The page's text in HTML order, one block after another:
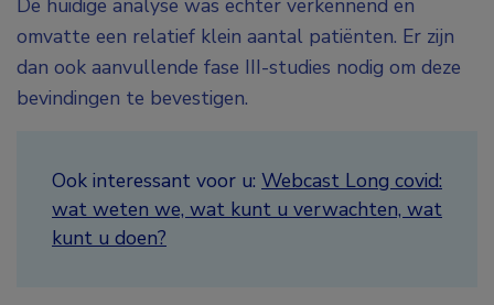
De huidige analyse was echter verkennend en
omvatte een relatief klein aantal patiënten. Er zijn
dan ook aanvullende fase III-studies nodig om deze
bevindingen te bevestigen.
Ook interessant voor u: Webcast Long covid:
wat weten we, wat kunt u verwachten, wat
kunt u doen?